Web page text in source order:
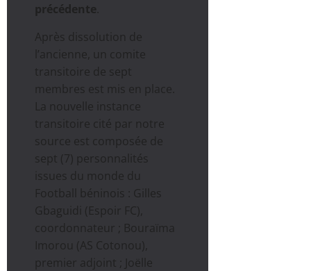
précédente
Après dissolution de
l’ancienne, un comite
transitoire de sept
membres est mis en place.
La nouvelle instance
transitoire cité par notre
source est composée de
sept (7) personnalités
issues du monde du
Football béninois : Gilles
Gbaguidi (Espoir FC),
coordonnateur ; Bouraïma
Imorou (AS Cotonou),
premier adjoint ; Joëlle